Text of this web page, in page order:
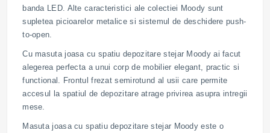
banda LED. Alte caracteristici ale colectiei Moody sunt
supletea picioarelor metalice si sistemul de deschidere push-
to-open.
Cu masuta joasa cu spatiu depozitare stejar Moody ai facut
alegerea perfecta a unui corp de mobilier elegant, practic si
functional. Frontul frezat semirotund al usii care permite
accesul la spatiul de depozitare atrage privirea asupra intregii
mese.
Masuta joasa cu spatiu depozitare stejar Moody este o